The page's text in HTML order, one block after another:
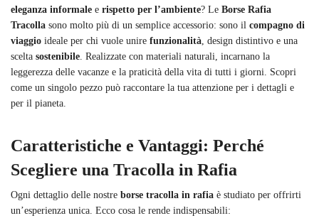
eleganza informale e rispetto per l’ambiente? Le Borse Rafia
Tracolla sono molto più di un semplice accessorio: sono il compagno di
viaggio ideale per chi vuole unire funzionalità , design distintivo e una
scelta sostenibile . Realizzate con materiali naturali, incarnano la
leggerezza delle vacanze e la praticità della vita di tutti i giorni. Scopri
come un singolo pezzo può raccontare la tua attenzione per i dettagli e
per il pianeta.
Caratteristiche e Vantaggi: Perché
Scegliere una Tracolla in Rafia
Ogni dettaglio delle nostre borse tracolla in rafia è studiato per offrirti
un’esperienza unica. Ecco cosa le rende indispensabili: